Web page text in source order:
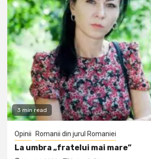
3 min read
Opinii Romanii din jurul Romaniei
La umbra „fratelui mai mare”